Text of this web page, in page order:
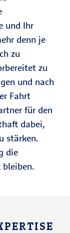
und Ihr
denn je
zu
zu
und nach
Fahrt
für den
dabei,
stärken.
die